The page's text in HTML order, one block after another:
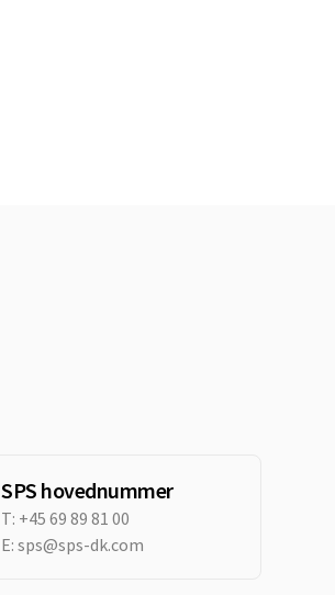
SPS hovednummer
T: +45 69 89 81 00
E: sps@sps-dk.com